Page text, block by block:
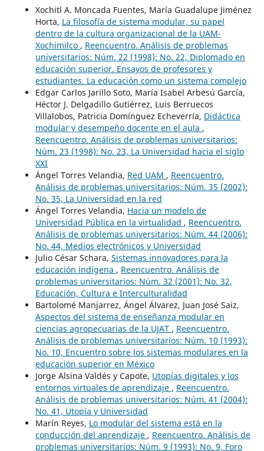
Xochitl A. Moncada Fuentes, María Guadalupe Jiménez
Horta, La filosofía de sistema modular, su papel
dentro de la cultura organizacional de la UAM-
Xochimilco , Reencuentro. Análisis de problemas
universitarios: Núm. 22 (1998): No. 22, Diplomado en
educación superior. Ensayos de profesores y
estudiantes. La educación como un sistema complejo
Edgar Carlos Jarillo Soto, María Isabel Arbesú García,
Héctor J. Delgadillo Gutiérrez, Luis Berruecos
Villalobos, Patricia Domínguez Echeverría, Didáctica
modular y desempeño docente en el aula ,
Reencuentro. Análisis de problemas universitarios:
Núm. 23 (1998): No. 23, La Universidad hacia el siglo
XXI
Ángel Torres Velandia, Red UAM , Reencuentro.
Análisis de problemas universitarios: Núm. 35 (2002):
No. 35, La Universidad en la red
Ángel Torres Velandia, Hacia un modelo de
Universidad Pública en la virtualidad , Reencuentro.
Análisis de problemas universitarios: Núm. 44 (2006):
No. 44, Medios electrónicos y Universidad
Julio César Schara, Sistemas innovadores para la
educación indígena , Reencuentro. Análisis de
problemas universitarios: Núm. 32 (2001): No. 32,
Educación, Cultura e Interculturalidad
Bartolomé Manjarrez, Ángel Álvarez, Juan José Saiz,
Aspectos del sistema de enseñanza modular en
ciencias agropecuarias de la UJAT , Reencuentro.
Análisis de problemas universitarios: Núm. 10 (1993):
No. 10, Encuentro sobre los sistemas modulares en la
educación superior en México
Jorge Alsina Valdés y Capote, Utopías digitales y los
entornos virtuales de aprendizaje , Reencuentro.
Análisis de problemas universitarios: Núm. 41 (2004):
No. 41, Utopía y Universidad
Marín Reyes, Lo modular del sistema está en la
conducción del aprendizaje , Reencuentro. Análisis de
problemas universitarios: Núm. 9 (1993): No. 9, Foro